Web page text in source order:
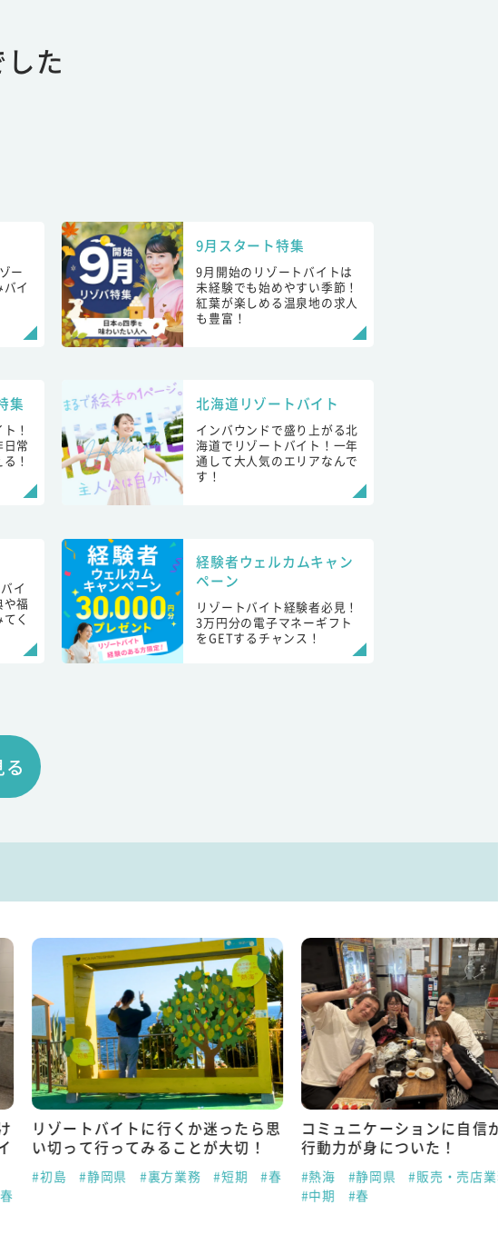
た
ー
イ
9月スタート特集
9月開始のリゾートバイトは
未経験でも始めやすい季節！
紅葉が楽しめる温泉地の求人
も豊富！
集
！
常
！
北海道リゾートバイト
インバウンドで盛り上がる北
海道でリゾートバイト！一年
通して大人気のエリアなんで
す！
イ
福
く
経験者ウェルカムキャン
ペーン
リゾートバイト経験者必見！
3万円分の電子マネーギフト
をGETするチャンス！
リゾートバイトに行くか迷ったら思
い切って行ってみることが大切！
#初島 #静岡県 #裏方業務 #短期 #春
コミュニケーションに自信
行動力が身についた！
#熱海 #静岡県
#販売・売店
#中期
#春